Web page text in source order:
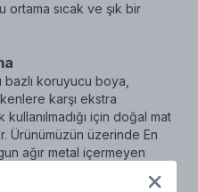
sıcak ve şık bir
koruyucu boya,
karşı ekstra
kullanılmadığı için doğal mat
Ürünümüzün üzerinde En
ağır metal içermeyen